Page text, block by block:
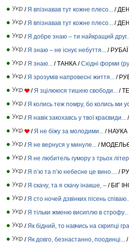
/ Я впізнавав тут кожне плесо... /
/ Я впізнавав тут кожне плесо... /
/ Я добре знаю – ти найкращий друг...
/ Я знаю – не існує небуття... /
/ Я знаю... / ТАНКА /Східні форми
/ Я зрозумів напровесні життя... /
/ Я зцілююся тишею свободи... /
/ Я колись теж помру, бо колись ми
/ Я навік закохавсь у твої краєвиди...
/ Я не біжу за молодими... / НАУКА
/ Я не вернуся у минуле... /
/ Я не любитель гумору з трьох
/ Я п’ю та п’ю небесне це вино.... /
/ Я скачу, та я скачу інакше, – / БІГ
/ Я сто ночей дзвінких пісень співаю...
/ Я тільки жменю висиплю в строфу...
/ Як бідний, то навчись на скрипці
/ Як довго, безнастанно, поодинці...